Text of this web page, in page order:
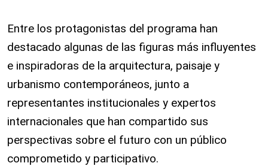
Entre los protagonistas del programa han
destacado algunas de las figuras más influyentes
e inspiradoras de la arquitectura, paisaje y
urbanismo contemporáneos, junto a
representantes institucionales y expertos
internacionales que han compartido sus
perspectivas sobre el futuro con un público
comprometido y participativo.